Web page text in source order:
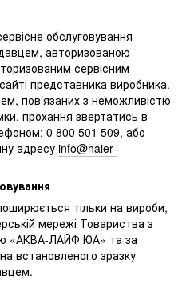
обслуговування
авторизованою
сервісним
представника виробника.
пов’язаних з неможливістю
прохання звертатись в
0 800 501 509, або
адресу info@haier-
тільки на вироби,
мережі Товариства з
«АКВА-ЛАЙФ ЮА» та за
встановленого зразку